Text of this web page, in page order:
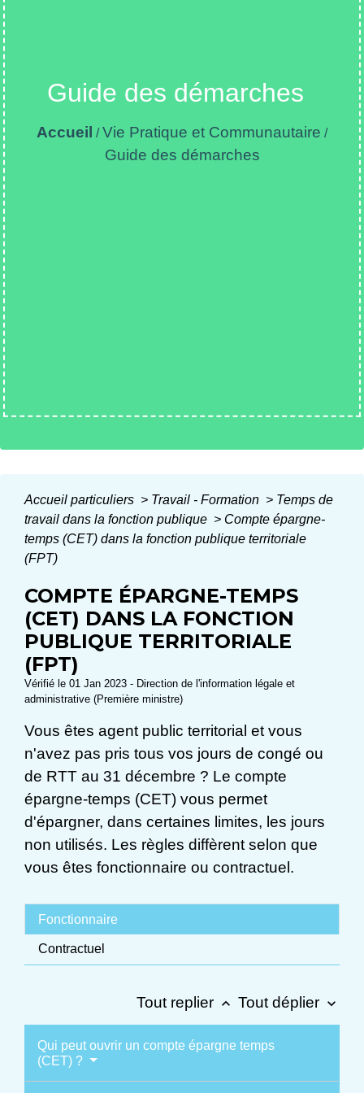
Guide des démarches
Accueil /Vie Pratique et Communautaire /
Guide des démarches
Accueil particuliers > Travail - Formation > Temps de
travail dans la fonction publique > Compte épargne-
temps (CET) dans la fonction publique territoriale
(FPT)
COMPTE ÉPARGNE-TEMPS
(CET) DANS LA FONCTION
PUBLIQUE TERRITORIALE
(FPT)
Vérifié le 01 Jan 2023 - Direction de l'information légale et
administrative (Première ministre)
Vous êtes agent public territorial et vous
n'avez pas pris tous vos jours de congé ou
de RTT au 31 décembre ? Le compte
épargne-temps (CET) vous permet
d'épargner, dans certaines limites, les jours
non utilisés. Les règles diffèrent selon que
vous êtes fonctionnaire ou contractuel.
Fonctionnaire
Contractuel
Tout replier keyboard_arrow_up Tout déplier keyboard_arrow_down
Qui peut ouvrir un compte épargne temps
(CET) ?